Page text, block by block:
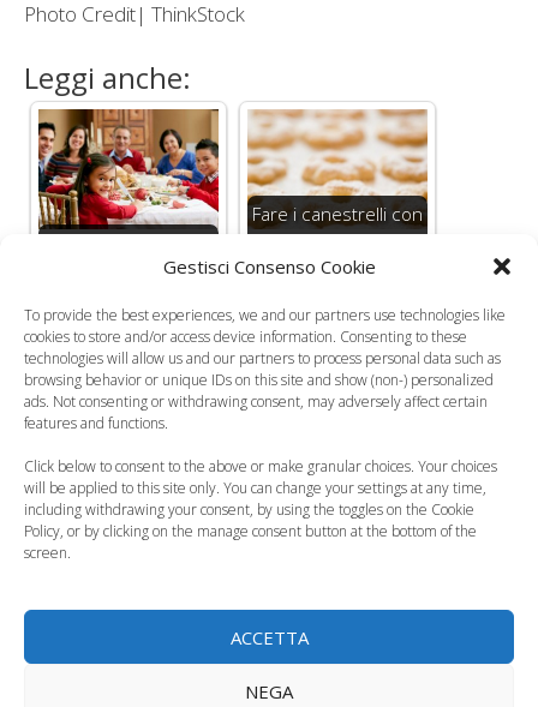
Gestisci Consenso Cookie
To provide the best experiences, we and our partners use technologies like
cookies to store and/or access device information. Consenting to these
technologies will allow us and our partners to process personal data such as
browsing behavior or unique IDs on this site and show (non-) personalized
ads. Not consenting or withdrawing consent, may adversely affect certain
features and functions.
Click below to consent to the above or make granular choices. Your choices
will be applied to this site only. You can change your settings at any time,
including withdrawing your consent, by using the toggles on the Cookie
Policy, or by clicking on the manage consent button at the bottom of the
screen.
ACCETTA
NEGA
Photo Credit| ThinkStock
Leggi anche:
Menù di Natale 2016
per bambini (FOTO)
Fare i canestrelli con
i bambini a Natale:
la…
La ricetta di
dei "Cubotti al…
cioccolato avanzate
Mangiato per
Biscotti per bambini
piccoli, i simil
abbracci di…